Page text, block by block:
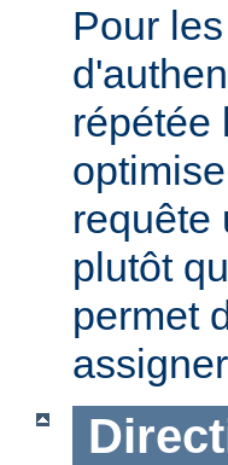
Pour
répétée
requête
plutôt
permet